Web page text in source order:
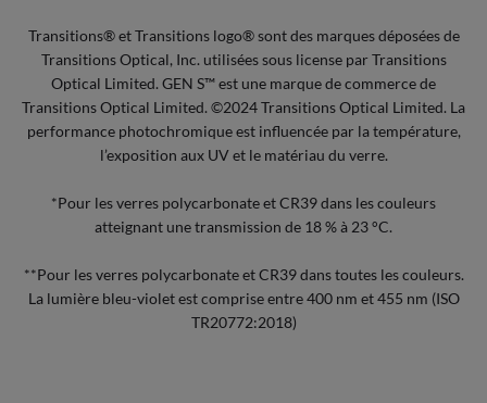
Transitions® et Transitions logo® sont des marques déposées de
Transitions Optical, Inc. utilisées sous license par Transitions
Optical Limited. GEN S™ est une marque de commerce de
Transitions Optical Limited. ©2024 Transitions Optical Limited. La
performance photochromique est influencée par la température,
l’exposition aux UV et le matériau du verre.
*Pour les verres polycarbonate et CR39 dans les couleurs
atteignant une transmission de 18 % à 23 °C.
**Pour les verres polycarbonate et CR39 dans toutes les couleurs.
La lumière bleu-violet est comprise entre 400 nm et 455 nm (ISO
TR20772:2018)